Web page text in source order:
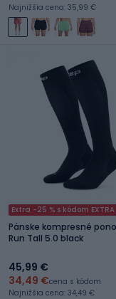
Najnižšia cena: 35,99 €
Extra -25 % s kódom EXTRA
Pánske kompresné ponožky CEP
Run Tall 5.0 black
45,99 €
34,49 €cena s kódom
Najnižšia cena: 34,49 €